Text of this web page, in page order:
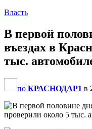
Власть
В первой
въездах в
тыс.
по КРАСНОДАР1 в